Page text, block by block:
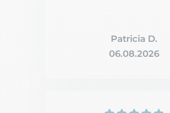
Patricia D.
06.08.2026